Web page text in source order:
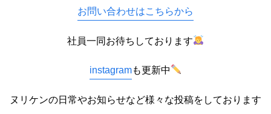
お問い合わせはこちらから
社員一同お待ちしております
instagramも更新中
ヌリケンの日常やお知らせなど様々な投稿をしております